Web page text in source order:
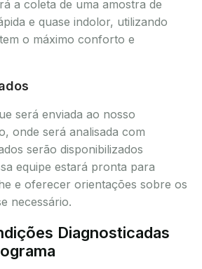
a coleta de uma amostra de
e quase indolor, utilizando
o máximo conforto e
será enviada ao nosso
onde será analisada com
serão disponibilizados
equipe estará pronta para
e oferecer orientações sobre os
necessário.
Diagnosticadas